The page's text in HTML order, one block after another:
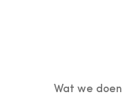
Wat we doen